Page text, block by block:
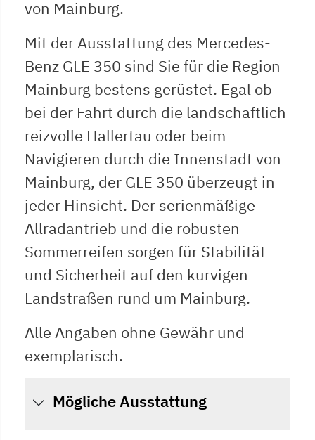
von Mainburg.
Mit der Ausstattung des Mercedes-
Benz GLE 350 sind Sie für die Region
Mainburg bestens gerüstet. Egal ob
bei der Fahrt durch die landschaftlich
reizvolle Hallertau oder beim
Navigieren durch die Innenstadt von
Mainburg, der GLE 350 überzeugt in
jeder Hinsicht. Der serienmäßige
Allradantrieb und die robusten
Sommerreifen sorgen für Stabilität
und Sicherheit auf den kurvigen
Landstraßen rund um Mainburg.
Alle Angaben ohne Gewähr und
exemplarisch.
Mögliche Ausstattung